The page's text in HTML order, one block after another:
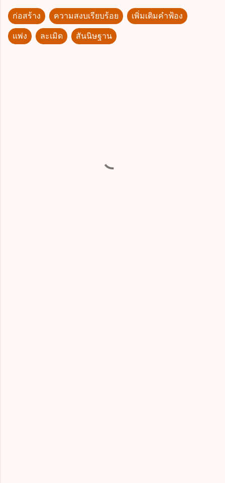
ก่อสร้าง ความสงบเรียบร้อย เพิ่มเติมคำฟ้อง
แพ่ง ละเมิด สันนิษฐาน